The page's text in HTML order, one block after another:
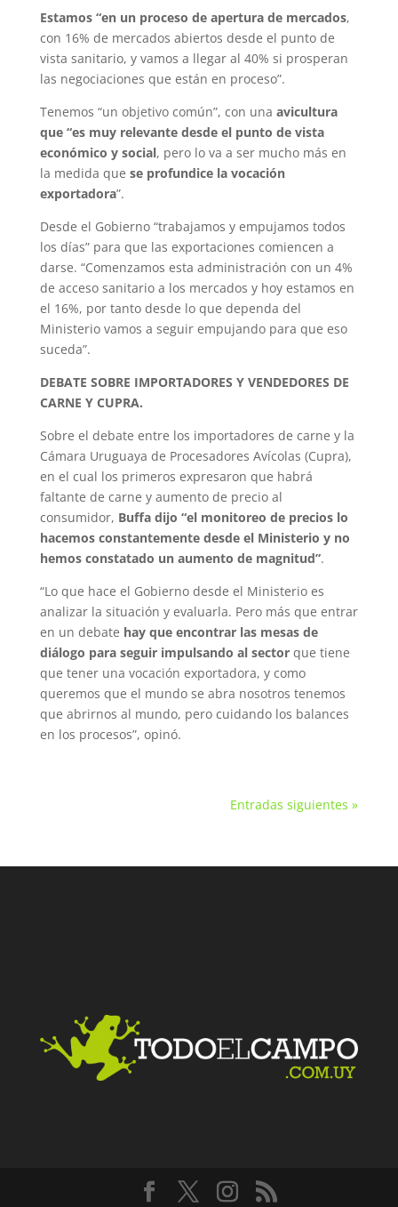
Estamos “en un proceso de apertura de mercados,
con 16% de mercados abiertos desde el punto de
vista sanitario, y vamos a llegar al 40% si prosperan
las negociaciones que están en proceso”.
Tenemos “un objetivo común”, con una avicultura
que “es muy relevante desde el punto de vista
económico y social, pero lo va a ser mucho más en
la medida que se profundice la vocación
exportadora”.
Desde el Gobierno “trabajamos y empujamos todos
los días” para que las exportaciones comiencen a
darse. “Comenzamos esta administración con un 4%
de acceso sanitario a los mercados y hoy estamos en
el 16%, por tanto desde lo que dependa del
Ministerio vamos a seguir empujando para que eso
suceda”.
DEBATE SOBRE IMPORTADORES Y VENDEDORES DE
CARNE Y CUPRA.
Sobre el debate entre los importadores de carne y la
Cámara Uruguaya de Procesadores Avícolas (Cupra),
en el cual los primeros expresaron que habrá
faltante de carne y aumento de precio al
consumidor, Buffa dijo “el monitoreo de precios lo
hacemos constantemente desde el Ministerio y no
hemos constatado un aumento de magnitud”.
“Lo que hace el Gobierno desde el Ministerio es
analizar la situación y evaluarla. Pero más que entrar
en un debate hay que encontrar las mesas de
diálogo para seguir impulsando al sectorque tiene
que tener una vocación exportadora, y como
queremos que el mundo se abra nosotros tenemos
que abrirnos al mundo, pero cuidando los balances
en los procesos”, opinó.
Entradas siguientes »